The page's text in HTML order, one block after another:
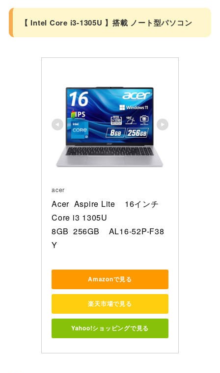
【 Intel Core i3-1305U 】搭載 ノート型パソコン
acer
Acer  Aspire Lite    16インチ
Core i3 1305U
8GB  256GB    AL16-52P-F38
Y
Amazonで見る
楽天市場で見る
Yahoo!ショッピングで見る